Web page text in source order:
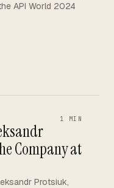
API World 2024
1 MIN
Company at
Protsiuk,